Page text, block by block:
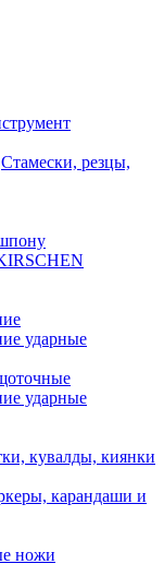
Стамески, резцы,
ударные
ударные
кувалды, киянки
карандаши и
ножи